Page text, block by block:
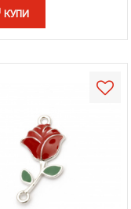
КУПИ